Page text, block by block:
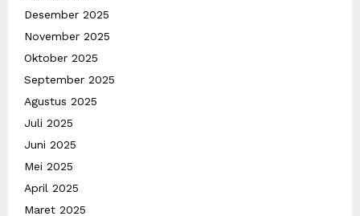
Desember 2025
November 2025
Oktober 2025
September 2025
Agustus 2025
Juli 2025
Juni 2025
Mei 2025
April 2025
Maret 2025